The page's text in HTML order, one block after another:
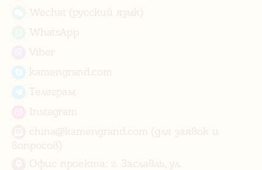
Wechat (русский язык)
WhatsApp
Viber
kamengrand.com
Телеграм
Instagram
china@kamengrand.com (для заявок и
вопросов)
Офис проекта: г. Заславль, ул.